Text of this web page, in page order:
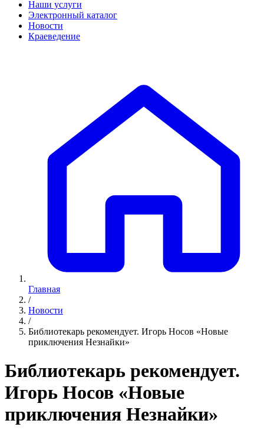
Наши услуги
Электронный каталог
Новости
Краеведение
Главная
/
Новости
/
Библиотекарь рекомендует. Игорь Носов «Новые
приключения Незнайки»
Библиотекарь рекомендует.
Игорь Носов «Новые
приключения Незнайки»